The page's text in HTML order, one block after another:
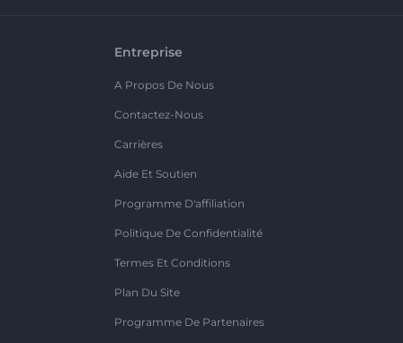
Entreprise
A Propos De Nous
Contactez-Nous
Carrières
Aide Et Soutien
Programme D'affiliation
Politique De Confidentialité
Termes Et Conditions
Plan Du Site
Programme De Partenaires